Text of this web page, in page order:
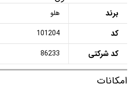
برند هلو
کد 101204
کد شرکتی 86233
امکانات